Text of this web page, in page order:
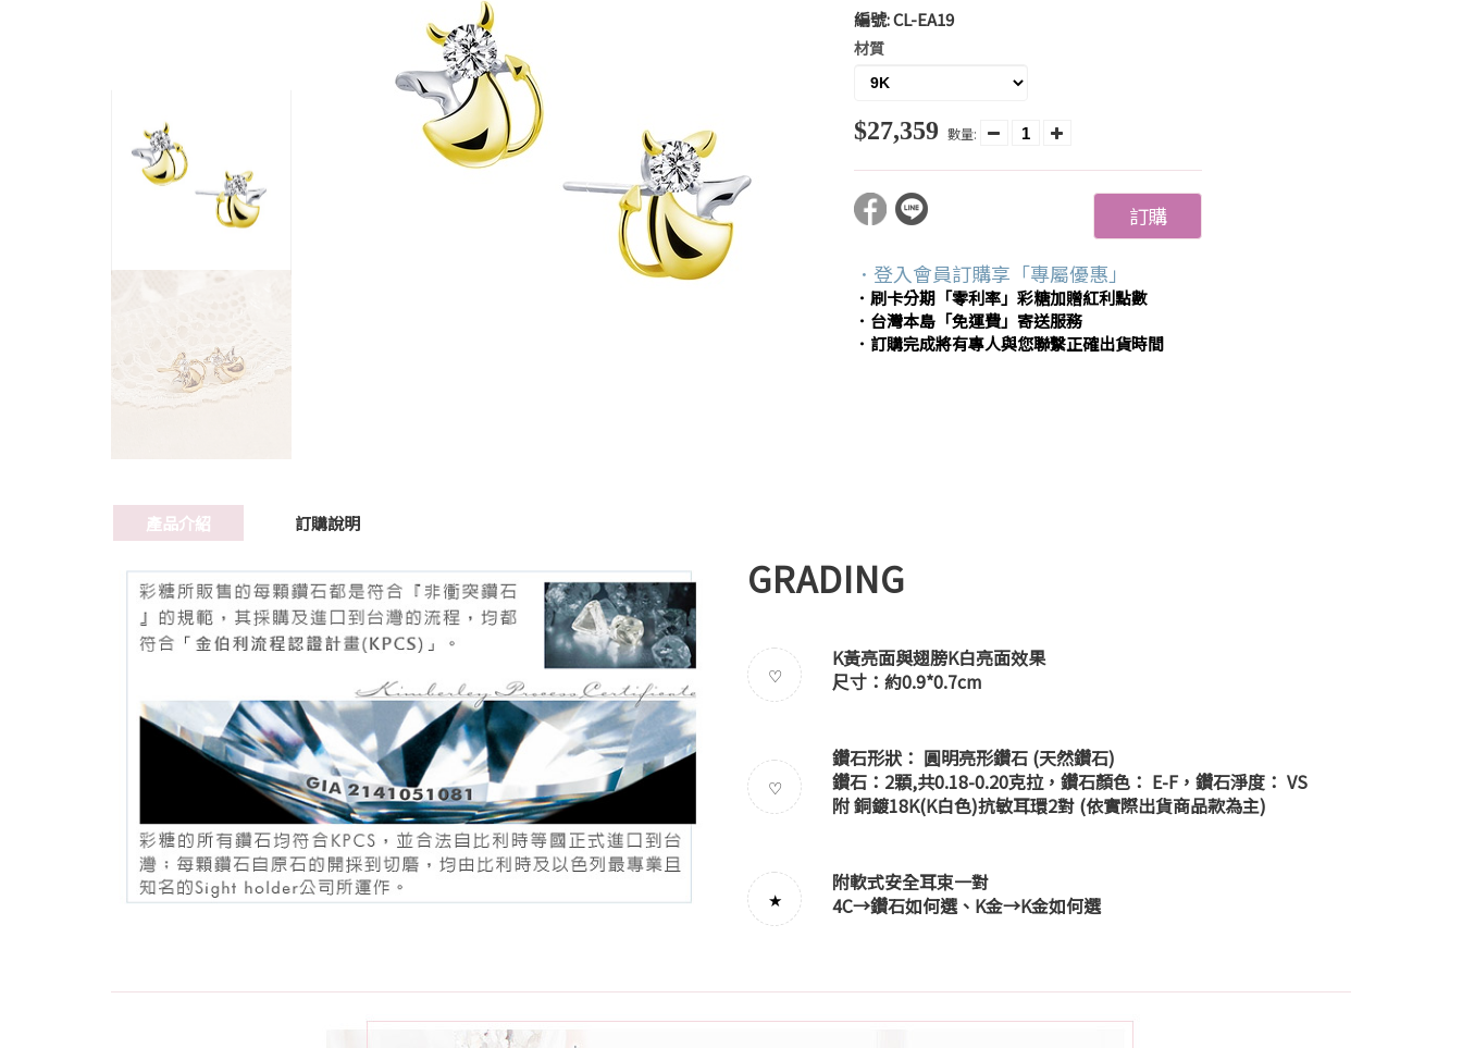
編號:CL-EA19
材質
$27,359 數量:
訂購
．登入會員訂購享「專屬優惠」
．刷卡分期「零利率」彩糖加贈紅利點數
．台灣本島「免運費」寄送服務
．訂購完成將有專人與您聯繫正確出貨時間
產品介紹 訂購說明
GRADING
♡
K黃亮面與翅膀K白亮面效果
尺寸：約0.9*0.7cm
♡
鑽石形狀： 圓明亮形鑽石 (天然鑽石)
鑽石：2顆,共0.18-0.20克拉，鑽石顏色： E-F，鑽石淨度： VS
附 銅鍍18K(K白色)抗敏耳環2對 (依實際出貨商品款為主)
★
附軟式安全耳束一對
4C→鑽石如何選、K金→K金如何選